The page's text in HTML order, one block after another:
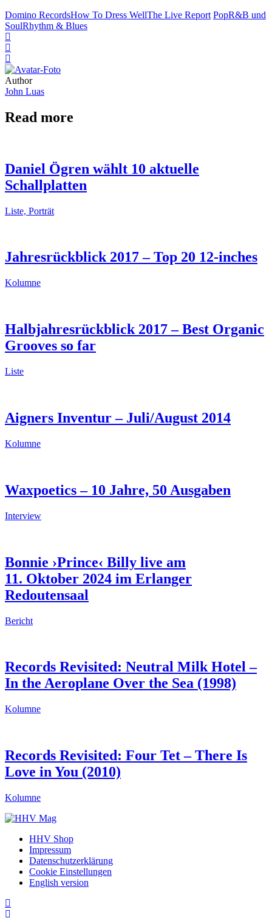
Domino RecordsHow To Dress WellThe Live Report PopR&B und
SoulRhythm & Blues
Author
John Luas
Read more
Daniel Ögren wählt 10 aktuelle
Schallplatten
Liste, Porträt
Jahresrückblick 2017 – Top 20 12-inches
Kolumne
Halbjahresrückblick 2017 – Best Organic
Grooves so far
Liste
Aigners Inventur – Juli/August 2014
Kolumne
Waxpoetics – 10 Jahre, 50 Ausgaben
Interview
Bonnie ›Prince‹ Billy live am
11. Oktober 2024 im Erlanger
Redoutensaal
Bericht
Records Revisited: Neutral Milk Hotel –
In the Aeroplane Over the Sea (1998)
Kolumne
Records Revisited: Four Tet – There Is
Love in You (2010)
Kolumne
HHV Shop
Impressum
Datenschutzerklärung
Cookie Einstellungen
English version